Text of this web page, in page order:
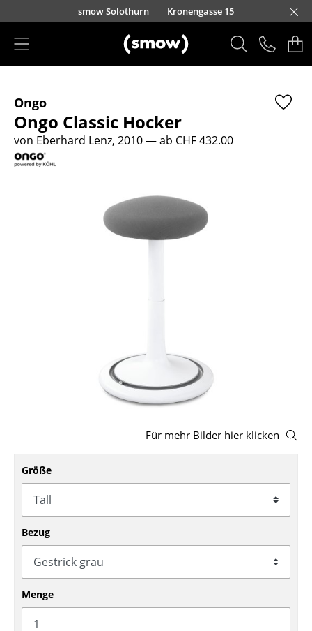
Direkt zum Inhaltsmow Solothurn Kronengasse 15
Sitzmöbel
Esszimmerstühle
Sofas
Schaukelstühle
Bürodrehstühle
Konferenzstühle
Bürosessel
Einzelteile
... alle Sitzmöbel
Ongo
Ongo Classic Hocker
von Eberhard Lenz, 2010— ab CHF 432.00
Für mehr Bilder hier klicken
Größe
Bezug
Menge